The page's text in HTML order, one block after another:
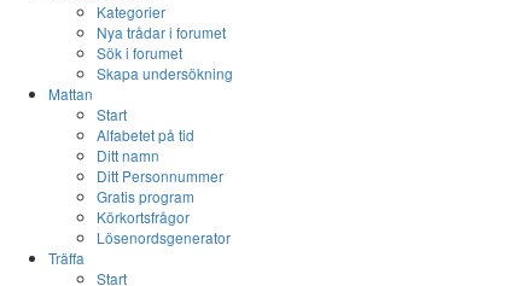
Kategorier
Nya trådar i forumet
Sök i forumet
Skapa undersökning
Mattan
Start
Alfabetet på tid
Ditt namn
Ditt Personnummer
Gratis program
Körkortsfrågor
Lösenordsgenerator
Träffa
Start